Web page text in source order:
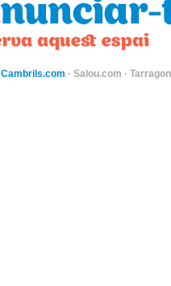
Cambrils.com · Salou.com ·